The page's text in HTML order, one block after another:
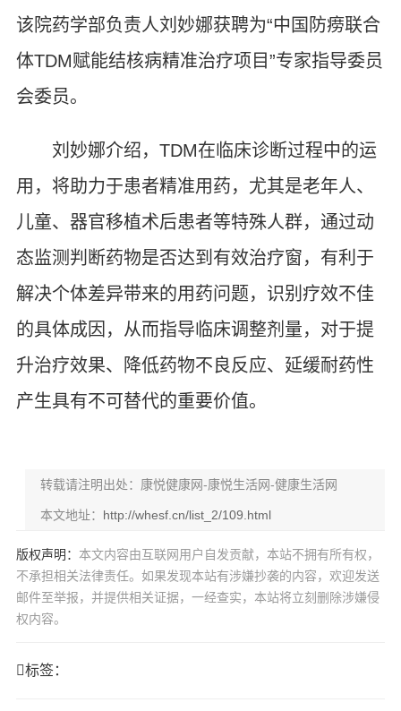
该院药学部负责人刘妙娜获聘为“中国防痨联合
体TDM赋能结核病精准治疗项目”专家指导委员
会委员。
刘妙娜介绍，TDM在临床诊断过程中的运
用，将助力于患者精准用药，尤其是老年人、
儿童、器官移植术后患者等特殊人群，通过动
态监测判断药物是否达到有效治疗窗，有利于
解决个体差异带来的用药问题，识别疗效不佳
的具体成因，从而指导临床调整剂量，对于提
升治疗效果、降低药物不良反应、延缓耐药性
产生具有不可替代的重要价值。
转载请注明出处：康悦健康网-康悦生活网-健康生活网
本文地址： http://whesf.cn/list_2/109.html
版权声明： 本文内容由互联网用户自发贡献，本站不拥有所有权，
不承担相关法律责任。如果发现本站有涉嫌抄袭的内容，欢迎发送
邮件至举报，并提供相关证据，一经查实，本站将立刻删除涉嫌侵
权内容。
标签：